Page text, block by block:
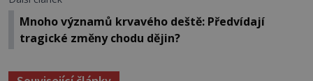
Mnoho významů krvavého deště: Předvídají
tragické změny chodu dějin?